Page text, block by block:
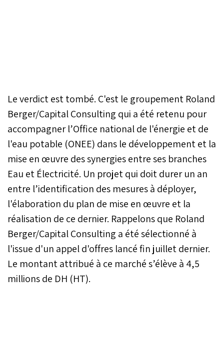
Le verdict est tombé. C'est le groupement Roland
Berger/Capital Consulting qui a été retenu pour
accompagner l’Office national de l'énergie et de
l'eau potable (ONEE) dans le développement et la
mise en œuvre des synergies entre ses branches
Eau et Électricité. Un projet qui doit durer un an
entre l’identification des mesures à déployer,
l'élaboration du plan de mise en œuvre et la
réalisation de ce dernier. Rappelons que Roland
Berger/Capital Consulting a été sélectionné à
l'issue d'un appel d'offres lancé fin juillet dernier.
Le montant attribué à ce marché s’élève à 4,5
millions de DH (HT).